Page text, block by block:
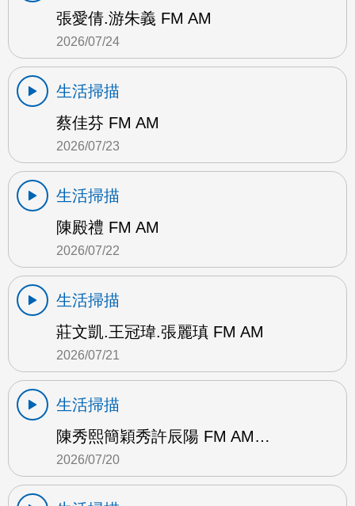
張愛倩.游朱義 FM AM
2026/07/24
生活掃描
蔡佳芬 FM AM
2026/07/23
生活掃描
陳殿禮 FM AM
2026/07/22
生活掃描
莊文凱.王冠瑋.張麗瑱 FM AM
2026/07/21
生活掃描
陳秀熙簡穎秀許辰陽 FM AM…
2026/07/20